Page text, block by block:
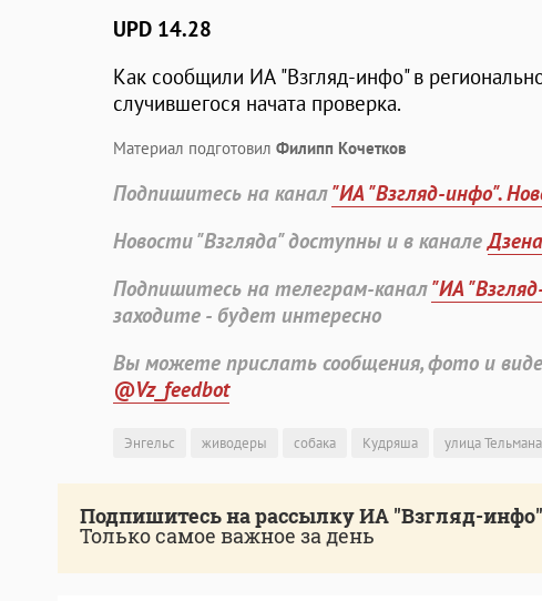
UPD 14.28
Как сообщили ИА "Взгляд-инфо" в
случившегося начата проверка.
Материал подготовил Филипп Кочетков
Подпишитесь на канал"ИА "Взгляд-инфо".
Новости "Взгляда" доступны и в каналеДзена
Подпишитесь на телеграм-канал"ИА
заходите - будет интересно
Вы можете прислать сообщения, фото и
@Vz_feedbot
Энгельс живодеры собака Кудряша улица Тельмана
Подпишитесь на рассылку ИА "Взгляд-инфо"
Только самое важное за день